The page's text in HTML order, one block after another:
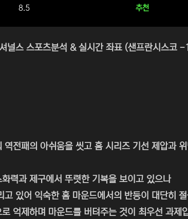
8.5 추천
스 스포츠분석 & 실시간 좌표 (샌프란시스코
전패의 아쉬움을 씻고 홈 시리즈 기선 제압과
력과 제구에서 뚜렷한 기복을 보이고 있으나
있어 익숙한 홈 마운드에서의 반등이 대단히
억제하며 마운드를 버텨주는 것이 최우선 과제